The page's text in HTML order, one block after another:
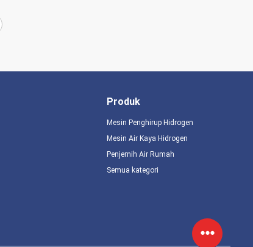
Produk
Mesin Penghirup Hidrogen
Mesin Air Kaya Hidrogen
Penjernih Air Rumah
Semua kategori